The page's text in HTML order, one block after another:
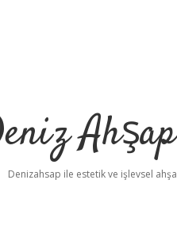
Denizahsap ile estetik ve işlevsel